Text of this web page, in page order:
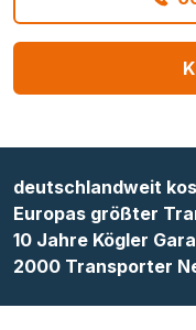
deutschlandweit
Europas größter
10 Jahre Kögler
2000 Transporter